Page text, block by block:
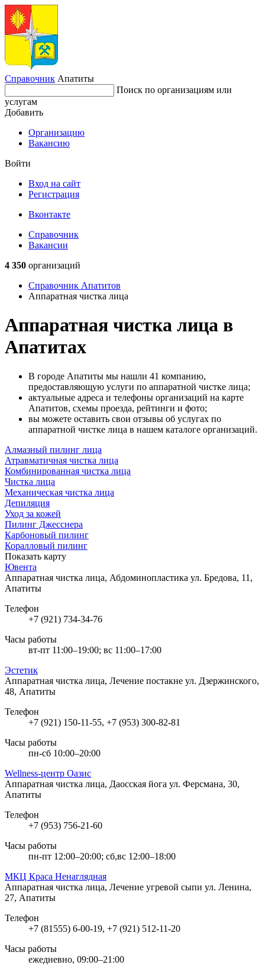
Справочник Апатиты
Поиск по организациям или
услугам
Добавить
Организацию
Вакансию
Войти
Вход на сайт
Регистрация
Вконтакте
Справочник
Вакансии
4 350 организаций
Справочник Апатитов
Аппаратная чистка лица
Аппаратная чистка лица в
Апатитах
В городе Апатиты мы нашли 41 компанию,
предоставляющую услуги по аппаратной чистке лица;
актуальные адреса и телефоны организаций на карте
Апатитов, схемы проезда, рейтинги и фото;
вы можете оставить свои отзывы об услугах по
аппаратной чистке лица в нашем каталоге организаций.
Алмазный пилинг лица
Атравматичная чистка лица
Комбинированная чистка лица
Чистка лица
Механическая чистка лица
Депиляция
Уход за кожей
Пилинг Джесснера
Карбоновый пилинг
Коралловый пилинг
Показать карту
Ювента
Аппаратная чистка лица, Абдоминопластика ул. Бредова, 11,
Апатиты
Телефон
+7 (921) 734-34-76
Часы работы
вт-пт 11:00–19:00; вс 11:00–17:00
Эстетик
Аппаратная чистка лица, Лечение постакне ул. Дзержинского,
48, Апатиты
Телефон
+7 (921) 150-11-55, +7 (953) 300-82-81
Часы работы
пн-сб 10:00–20:00
Wellness-центр Оазис
Аппаратная чистка лица, Даосская йога ул. Ферсмана, 30,
Апатиты
Телефон
+7 (953) 756-21-60
Часы работы
пн-пт 12:00–20:00; сб,вс 12:00–18:00
МКЦ Краса Ненаглядная
Аппаратная чистка лица, Лечение угревой сыпи ул. Ленина,
27, Апатиты
Телефон
+7 (81555) 6-00-19, +7 (921) 512-11-20
Часы работы
ежедневно, 09:00–21:00